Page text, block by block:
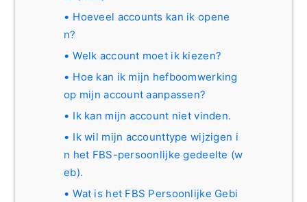
Hoeveel accounts kan ik opene
n?
Welk account moet ik kiezen?
Hoe kan ik mijn hefboomwerking
op mijn account aanpassen?
Ik kan mijn account niet vinden.
Ik wil mijn accounttype wijzigen i
n het FBS-persoonlijke gedeelte (w
eb).
Wat is het FBS Persoonlijke Gebi